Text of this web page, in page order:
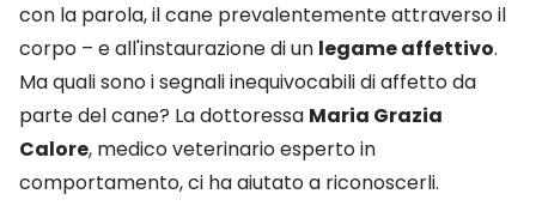
con la parola, il cane prevalentemente attraverso il
corpo – e all'instaurazione di un legame affettivo.
Ma quali sono i segnali inequivocabili di affetto da
parte del cane? La dottoressa Maria Grazia
Calore, medico veterinario esperto in
comportamento, ci ha aiutato a riconoscerli.